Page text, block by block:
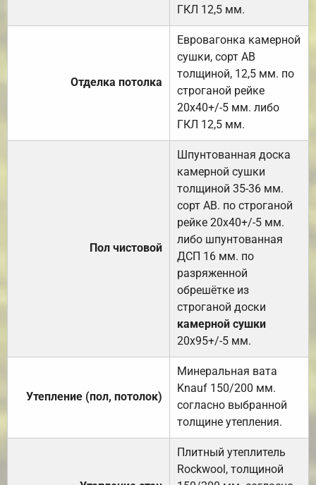
ГКЛ 12,5 мм.
Отделка потолка
Евровагонка камерной
сушки, сорт АВ
толщиной, 12,5 мм. по
строганой рейке
20х40+/-5 мм. либо
ГКЛ 12,5 мм.
Пол чистовой
Шпунтованная доска
камерной сушки
толщиной 35-36 мм.
сорт АВ. по строганой
рейке 20х40+/-5 мм.
либо шпунтованная
ДСП 16 мм. по
разряженной
обрешётке из
строганой доски
камерной сушки
20х95+/-5 мм.
Утепление (пол, потолок)
Минеральная вата
Knauf 150/200 мм.
согласно выбранной
толщине утепления.
Плитный утеплитель
Rockwool, толщиной